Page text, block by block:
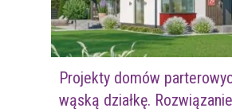
Projekty domów
wąską działkę.